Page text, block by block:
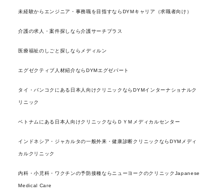
未経験からエンジニア・事務職を目指すならDYMキャリア（求職者向け）
介護の求人・案件探しなら介護サーチプラス
医療福祉のしごと探しならメディルン
エグゼクティブ人材紹介ならDYMエグゼパート
タイ・バンコクにある日本人向けクリニックならDYMインターナショナルク
リニック
ベトナムにある日本人向けクリニックならＤＹＭメディカルセンター
インドネシア・ジャカルタの一般外来・健康診断クリニックならDYMメディ
カルクリニック
内科・小児科・ワクチンの予防接種ならニューヨークのクリニックJapanese
Medical Care